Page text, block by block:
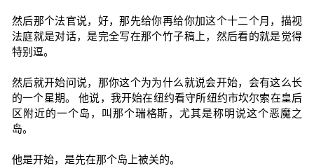
然后那个法官说，好，那先给你再给你加这个十二个月，描视
法庭就是对话，是完全写在那个竹子稿上，然后看的就是觉得
特别逗。
然后就开始问说，那你这个为为什么就说会开始，会有这么长
的一个星期。 他说，我开始在纽约看守所纽约市坎尔索在皇后
区附近的一个岛，叫那个瑞格斯，尤其是称明说这个恶魔之
岛。
他是开始，是先在那个岛上被关的。